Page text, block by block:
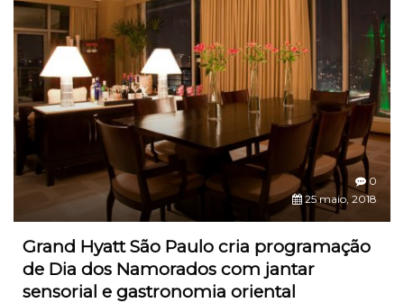
0
25 maio, 2018
Grand Hyatt São Paulo cria programação
de Dia dos Namorados com jantar
sensorial e gastronomia oriental